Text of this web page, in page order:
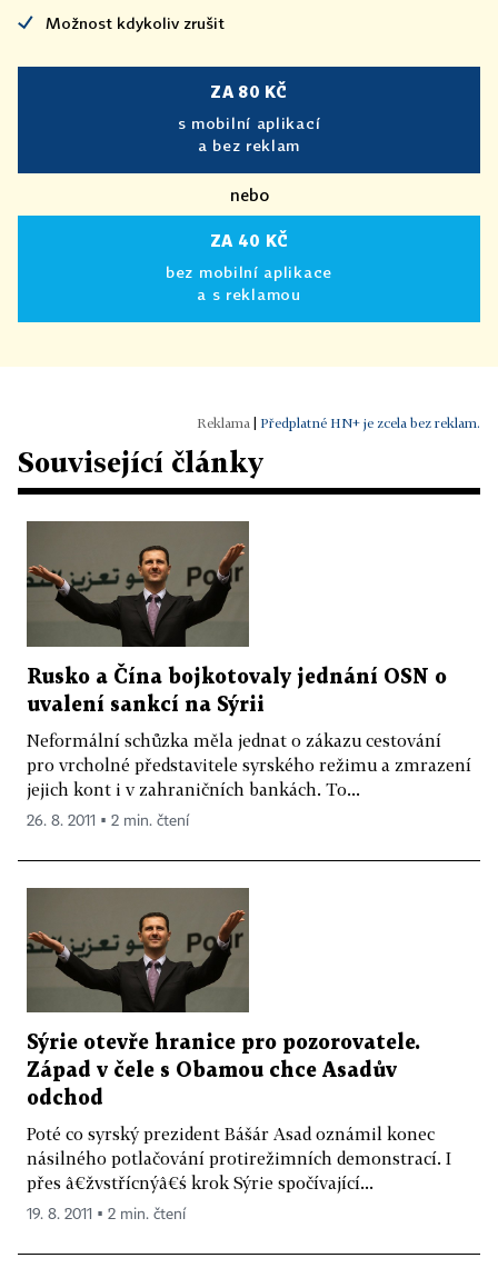
Možnost kdykoliv zrušit
ZA 80 KČ
s mobilní aplikací
a bez reklam
nebo
ZA 40 KČ
bez mobilní aplikace
a s reklamou
Předplatné HN+ je zcela bez reklam.
Související články
Rusko a Čína bojkotovaly jednání OSN o
uvalení sankcí na Sýrii
Neformální schůzka měla jednat o zákazu cestování
pro vrcholné představitele syrského režimu a zmrazení
jejich kont i v zahraničních bankách. To...
26. 8. 2011 ▪ 2 min. čtení
Sýrie otevře hranice pro pozorovatele.
Západ v čele s Obamou chce Asadův
odchod
Poté co syrský prezident Bášár Asad oznámil konec
násilného potlačování protirežimních demonstrací. I
přes â€žvstřícnýâ€ś krok Sýrie spočívající...
19. 8. 2011 ▪ 2 min. čtení